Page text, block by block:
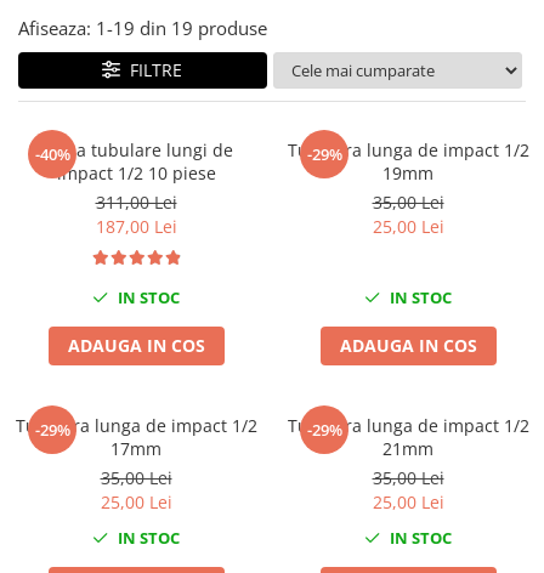
Tig-Wig
Pompe si Cilindri Hidraulici
Prese pentru arcuri
Redresoare,Roboti Pornire,Cabluri
Curent
Schimb ulei
Accesorii schimb ulei
Chei buson baie ulei
Chei filtru ulei
Recuperatoare de ulei
Scule Ajutatoare
Aparate de nituit si capsat
Capsatoare tapiterie
Chei de Forta
Afiseaza: 1-19 din 19 produse
FILTRE
-40%
Trusa tubulare lungi de
impact 1/2 10 piese
311,00 Lei
187,00 Lei
IN STOC
ADAUGA IN COS
-29%
Tubulara lunga de impact 1/2
19mm
35,00 Lei
25,00 Lei
IN STOC
ADAUGA IN COS
-29%
Tubulara lunga de impact 1/2
17mm
35,00 Lei
25,00 Lei
IN STOC
-29%
Tubulara lunga de impact 1/2
21mm
35,00 Lei
25,00 Lei
IN STOC